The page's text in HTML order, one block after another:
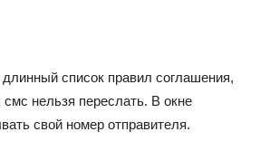
список правил соглашения,
нельзя переслать. В окне
свой номер отправителя.